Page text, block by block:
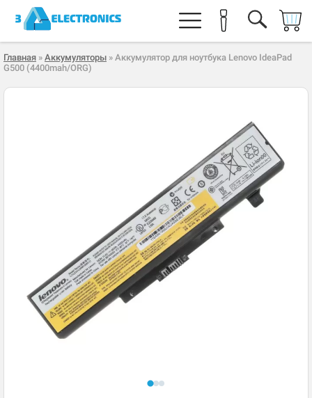
Главная » Аккумуляторы » Аккумулятор для ноутбука Lenovo IdeaPad
G500 (4400mah/ORG)